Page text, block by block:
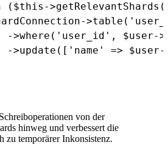
($this-
->where('user_id', $user-
->update(['name' =>
von der
hinweg und verbessert die
zu temporärer Inkonsistenz.